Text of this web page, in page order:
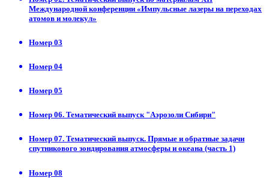
Международной конференции «Импульсные лазеры на переходах
атомов и молекул»
Номер 03
Номер 04
Номер 05
Номер 06. Тематический выпуск "Аэрозоли Сибири"
Номер 07. Тематический выпуск. Прямые и обратные задачи
спутникового зондирования атмосферы и океана (часть 1)
Номер 08